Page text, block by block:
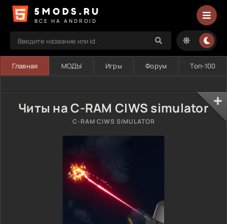
5MODS.RU
ВСЕ НА ANDROID
Главная МОДЫ Игры Форум Топ-100
Читы на C-RAM CIWS simulator
C-RAM CIWS SIMULATOR